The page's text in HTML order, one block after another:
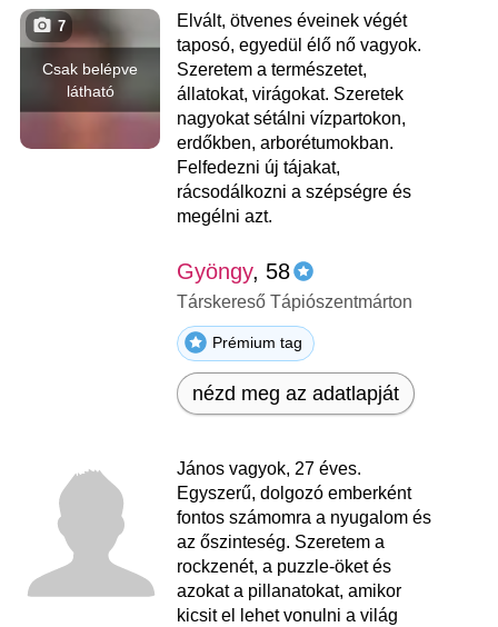
Csak belépve
látható
7
Elvált, ötvenes éveinek végét
taposó, egyedül élő nő vagyok.
Szeretem a természetet,
állatokat, virágokat. Szeretek
nagyokat sétálni vízpartokon,
erdőkben, arborétumokban.
Felfedezni új tájakat,
rácsodálkozni a szépségre és
megélni azt.
Gyöngy, 58
Társkereső Tápiószentmárton
Prémium tag
nézd meg az adatlapját
János vagyok, 27 éves.
Egyszerű, dolgozó emberként
fontos számomra a nyugalom és
az őszinteség. Szeretem a
rockzenét, a puzzle-öket és
azokat a pillanatokat, amikor
kicsit el lehet vonulni a világ